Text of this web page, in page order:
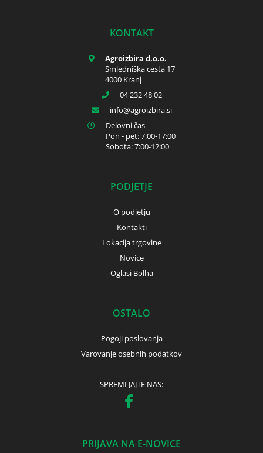
KONTAKT
Agroizbira d.o.o.
Smledniška cesta 17
4000 Kranj
04 232 48 02
info
agroizbira.si
Delovni čas
Pon - pet: 7:00-17:00
Sobota: 7:00-12:00
PODJETJE
O podjetju
Kontakti
Lokacija trgovine
Novice
Oglasi Bolha
OSTALO
Pogoji poslovanja
Varovanje osebnih podatkov
SPREMLJAJTE NAS:
PRIJAVA NA E-NOVICE